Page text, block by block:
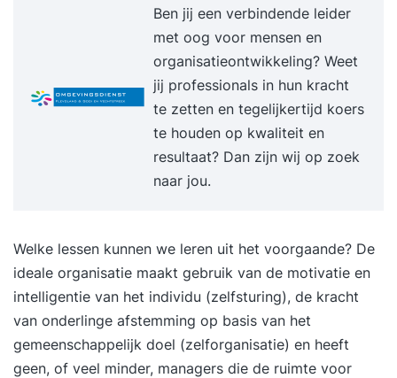
Ben jij een verbindende leider
met oog voor mensen en
organisatieontwikkeling? Weet
jij professionals in hun kracht
te zetten en tegelijkertijd koers
te houden op kwaliteit en
resultaat? Dan zijn wij op zoek
naar jou.
Welke lessen kunnen we leren uit het voorgaande? De
ideale organisatie maakt gebruik van de motivatie en
intelligentie van het individu (zelfsturing), de kracht
van onderlinge afstemming op basis van het
gemeenschappelijk doel (zelforganisatie) en heeft
geen, of veel minder, managers die de ruimte voor